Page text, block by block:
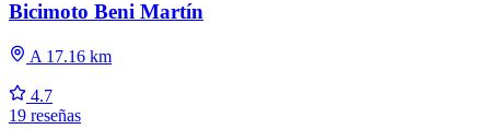
Bicimoto Beni Martín
A 17.16 km
4.7
19 reseñas